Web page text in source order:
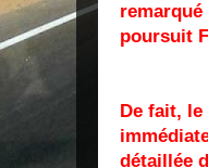
poursuit
De fait,
détaillée